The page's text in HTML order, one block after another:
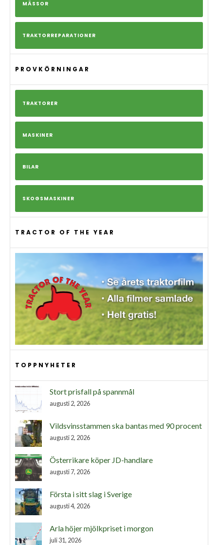
MÄSSOR
TRAKTORREPARATIONER
PROVKÖRNINGAR
TRAKTORER
MASKINER
BILAR
SKOGSMASKINER
TRACTOR OF THE YEAR
TOPPNYHETER
Stort prisfall på spannmål
augusti 2, 2026
Vildsvinsstammen ska bantas med 90 procent
augusti 2, 2026
Österrikare köper JD-handlare
augusti 7, 2026
Första i sitt slag i Sverige
augusti 4, 2026
Arla höjer mjölkpriset i morgon
juli 31, 2026